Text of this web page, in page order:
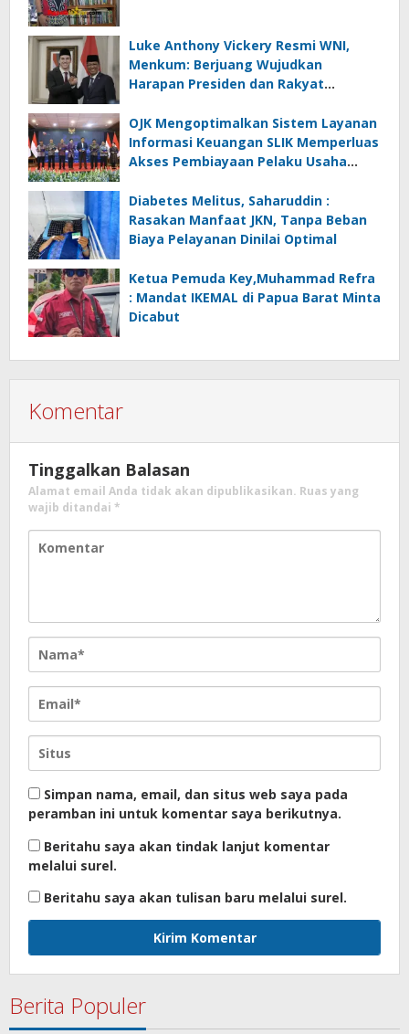
Luke Anthony Vickery Resmi WNI,
Menkum: Berjuang Wujudkan
Harapan Presiden dan Rakyat
OJK Mengoptimalkan Sistem Layanan
Informasi Keuangan SLIK Memperluas
Akses Pembiayaan Pelaku Usaha
Diabetes Melitus, Saharuddin :
Rasakan Manfaat JKN, Tanpa Beban
Biaya Pelayanan Dinilai Optimal
Ketua Pemuda Key,Muhammad Refra
: Mandat IKEMAL di Papua Barat Minta
Dicabut
Komentar
Tinggalkan Balasan
Alamat email Anda tidak akan dipublikasikan. Ruas yang
wajib ditandai *
Simpan nama, email, dan situs web saya pada
peramban ini untuk komentar saya berikutnya.
Beritahu saya akan tindak lanjut komentar
melalui surel.
Beritahu saya akan tulisan baru melalui surel.
Berita Populer